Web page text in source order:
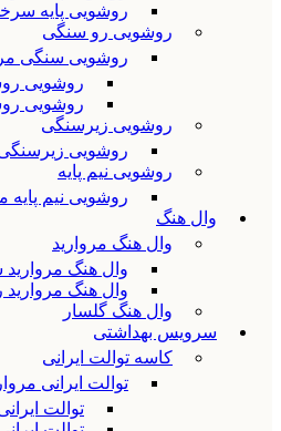
روشویی پایه
روشویی رو سنگی
روشویی سنگی
روشویی
روشویی
روشویی زیرسنگی
روشویی زیرسنگی
روشویی نیم پایه
روشویی نیم پایه
وال هنگ
وال هنگ مروارید
وال هنگ مروارید
وال هنگ مروارید
وال هنگ گلسار
سرویس بهداشتی
کاسه توالت ایرانی
توالت ایرانی
توالت